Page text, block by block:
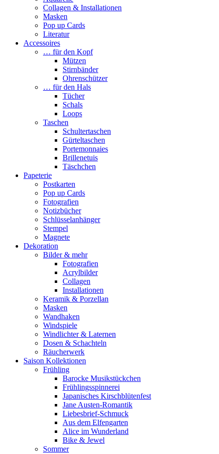
Collagen & Installationen
Masken
Pop up Cards
Literatur
Accessoires
… für den Kopf
Mützen
Stirnbänder
Ohrenschützer
… für den Hals
Tücher
Schals
Loops
Taschen
Schultertaschen
Gürteltaschen
Portemonnaies
Brillenetuis
Täschchen
Papeterie
Postkarten
Pop up Cards
Fotografien
Notizbücher
Schlüsselanhänger
Stempel
Magnete
Dekoration
Bilder & mehr
Fotografien
Acrylbilder
Collagen
Installationen
Keramik & Porzellan
Masken
Wandhaken
Windspiele
Windlichter & Laternen
Dosen & Schachteln
Räucherwerk
Saison Kollektionen
Frühling
Barocke Musikstückchen
Frühlingsspinnerei
Japanisches Kirschblütenfest
Jane Austen-Romantik
Liebesbrief-Schmuck
Aus dem Elfengarten
Alice im Wunderland
Bike & Jewel
Sommer